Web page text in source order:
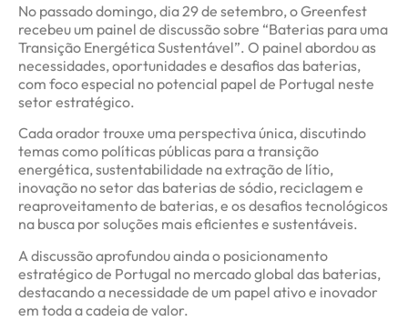
No passado domingo, dia 29 de setembro, o Greenfest
recebeu um painel de discussão sobre “Baterias para uma
Transição Energética Sustentável”. O painel abordou as
necessidades, oportunidades e desafios das baterias,
com foco especial no potencial papel de Portugal neste
setor estratégico.
Cada orador trouxe uma perspectiva única, discutindo
temas como políticas públicas para a transição
energética, sustentabilidade na extração de lítio,
inovação no setor das baterias de sódio, reciclagem e
reaproveitamento de baterias, e os desafios tecnológicos
na busca por soluções mais eficientes e sustentáveis.
A discussão aprofundou ainda o posicionamento
estratégico de Portugal no mercado global das baterias,
destacando a necessidade de um papel ativo e inovador
em toda a cadeia de valor.